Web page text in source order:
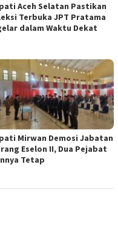
Aceh Selatan Pastikan
Terbuka JPT Pratama
dalam Waktu Dekat
Mirwan Demosi Jabatan
Eselon II, Dua Pejabat
Tetap